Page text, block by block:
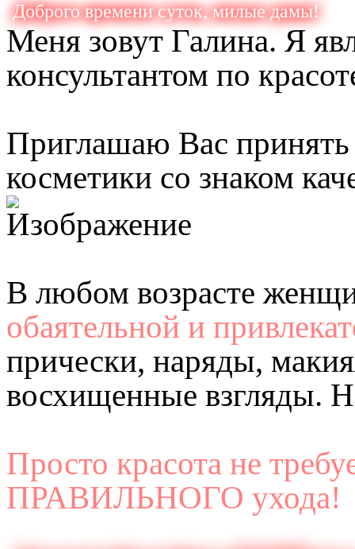
Доброго времени суток, милые дамы!
Меня зовут Галина. Я
консультантом по
Приглашаю Вас принять
косметики со знаком
В любом возрасте
обаятельной и
прически, наряды,
восхищенные взгляды.
Просто красота не
ПРАВИЛЬНОГО ухода!